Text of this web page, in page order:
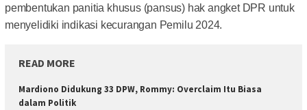
pembentukan panitia khusus (pansus) hak angket DPR untuk
menyelidiki indikasi kecurangan Pemilu 2024.
READ MORE
Mardiono Didukung 33 DPW, Rommy: Overclaim Itu Biasa
dalam Politik